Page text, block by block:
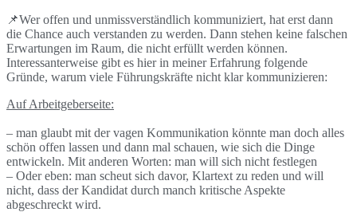
📌Wer offen und unmissverständlich kommuniziert, hat erst dann
die Chance auch verstanden zu werden. Dann stehen keine falschen
Erwartungen im Raum, die nicht erfüllt werden können.
Interessanterweise gibt es hier in meiner Erfahrung folgende
Gründe, warum viele Führungskräfte nicht klar kommunizieren:
Auf Arbeitgeberseite:
– man glaubt mit der vagen Kommunikation könnte man doch alles
schön offen lassen und dann mal schauen, wie sich die Dinge
entwickeln. Mit anderen Worten: man will sich nicht festlegen
– Oder eben: man scheut sich davor, Klartext zu reden und will
nicht, dass der Kandidat durch manch kritische Aspekte
abgeschreckt wird.